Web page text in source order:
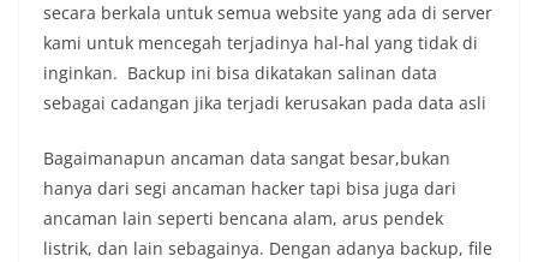
secara berkala untuk semua website yang ada di server
kami untuk mencegah terjadinya hal-hal yang tidak di
inginkan. Backup ini bisa dikatakan salinan data
sebagai cadangan jika terjadi kerusakan pada data asli
Bagaimanapun ancaman data sangat besar,bukan
hanya dari segi ancaman hacker tapi bisa juga dari
ancaman lain seperti bencana alam, arus pendek
listrik, dan lain sebagainya. Dengan adanya backup, file